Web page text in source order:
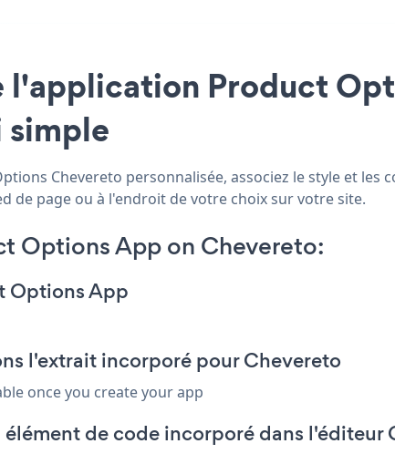
Product
simple
Chevereto personnalisée, associez le style et
de page ou à l'endroit de votre choix sur votre site.
Options App on Chevereto:
Options App
l'extrait incorporé pour Chevereto
once you create your app
de code incorporé dans l'éditeur